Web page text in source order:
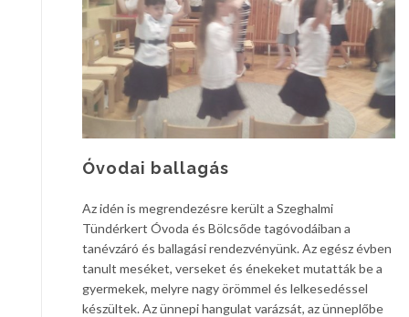
Óvodai ballagás
Az idén is megrendezésre került a Szeghalmi
Tündérkert Óvoda és Bölcsőde tagóvodáiban a
tanévzáró és ballagási rendezvényünk. Az egész évben
tanult meséket, verseket és énekeket mutatták be a
gyermekek, melyre nagy örömmel és lelkesedéssel
készültek. Az ünnepi hangulat varázsát, az ünneplőbe